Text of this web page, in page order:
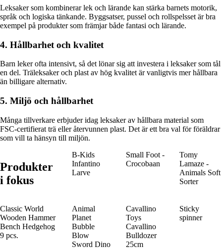
Leksaker som kombinerar lek och lärande kan stärka barnets motorik,
språk och logiska tänkande. Byggsatser, pussel och rollspelsset är bra
exempel på produkter som främjar både fantasi och lärande.
4. Hållbarhet och kvalitet
Barn leker ofta intensivt, så det lönar sig att investera i leksaker som tål
en del. Träleksaker och plast av hög kvalitet är vanligtvis mer hållbara
än billigare alternativ.
5. Miljö och hållbarhet
Många tillverkare erbjuder idag leksaker av hållbara material som
FSC-certifierat trä eller återvunnen plast. Det är ett bra val för föräldrar
som vill ta hänsyn till miljön.
Produkter
i fokus
B-Kids
Infantino
Larve
Small Foot -
Crocobaan
Tomy
Lamaze -
Animals Soft
Sorter
Classic World
Wooden Hammer
Bench Hedgehog
9 pcs.
Animal
Planet
Bubble
Blow
Sword Dino
Cavallino
Toys
Cavallino
Bulldozer
25cm
Sticky
spinner